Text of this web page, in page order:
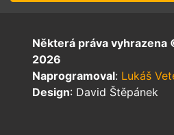
Některá práva vyhrazena
2026
Naprogramoval: Lukáš
Design: David Štěpánek